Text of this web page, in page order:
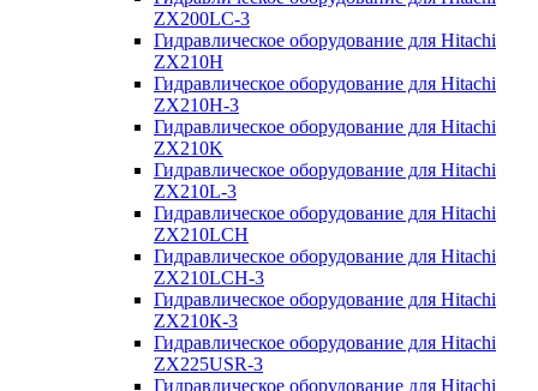
ZX200LC-3
Гидравлическое оборудование для Hitachi
ZX210H
Гидравлическое оборудование для Hitachi
ZX210H-3
Гидравлическое оборудование для Hitachi
ZX210K
Гидравлическое оборудование для Hitachi
ZX210L-3
Гидравлическое оборудование для Hitachi
ZX210LCH
Гидравлическое оборудование для Hitachi
ZX210LCH-3
Гидравлическое оборудование для Hitachi
ZX210К-3
Гидравлическое оборудование для Hitachi
ZX225USR-3
Гидравлическое оборудование для Hitachi